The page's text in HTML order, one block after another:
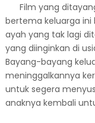
Film yang
bertema keluarga ini
ayah yang tak lagi
yang diinginkan di
Bayang-bayang
meninggalkannya
untuk segera
anaknya kembali